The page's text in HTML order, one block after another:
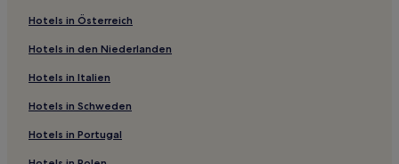
Town of Richfield: Hotels
Hotels in Österreich
Hotels in den Niederlanden
Hotels in Italien
Hotels in Schweden
Hotels in Portugal